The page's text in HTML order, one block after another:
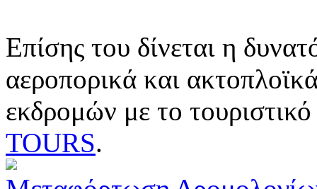
Επίσης του δίνεται η
αεροπορικά και
εκδρομών με το
TOURS.